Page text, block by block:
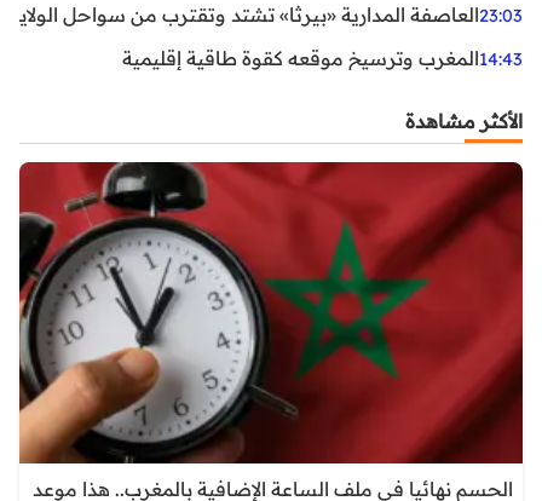
23:03العاصفة المدارية «بيرثا» تشتد وتقترب من سواحل
14:43المغرب وترسيخ موقعه كقوة طاقية إقليمية
الأكثر مشاهدة
الحسم نهائيا في ملف الساعة الإضافية بالمغرب.. هذا موعد